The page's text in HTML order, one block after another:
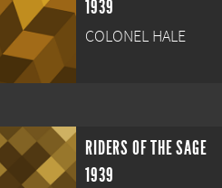
1939
COLONEL HALE
RIDERS OF THE SAGE
1939